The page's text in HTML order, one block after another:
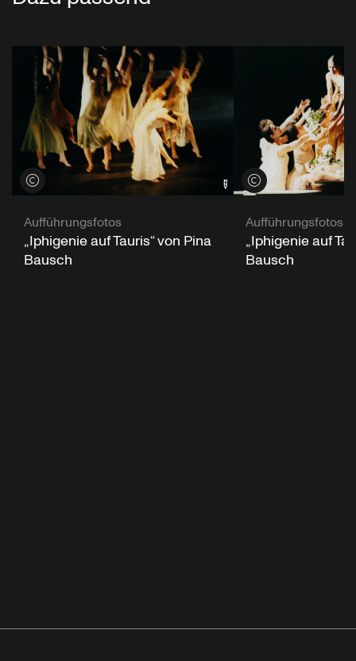
Credits öffnen
Aufführungsfotos
„Iphigenie auf Tauris“ von Pina
Bausch
Credits öffnen
Aufführungsfotos
„Iphigenie auf
Bausch